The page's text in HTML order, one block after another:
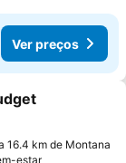
Ver preços
favoritos
16.4 km de Montana
estar